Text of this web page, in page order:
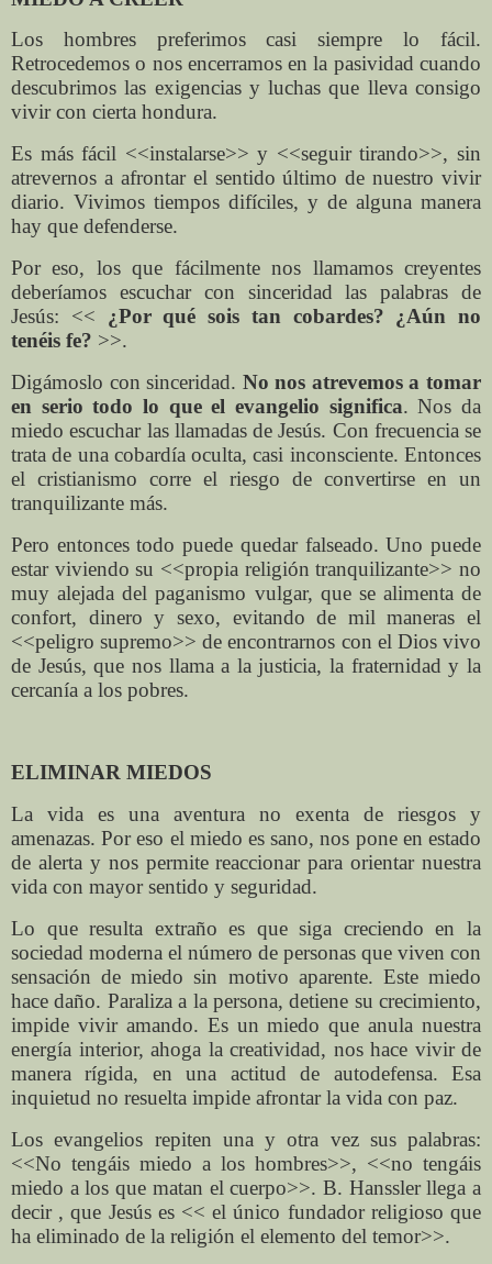
Los hombres preferimos casi siempre lo fácil.
Retrocedemos o nos encerramos en la pasividad cuando
descubrimos las exigencias y luchas que lleva consigo
vivir con cierta hondura.
Es más fácil <<instalarse>> y <<seguir tirando>>, sin
atrevernos a afrontar el sentido último de nuestro vivir
diario. Vivimos tiempos difíciles, y de alguna manera
hay que defenderse.
Por eso, los que fácilmente nos llamamos creyentes
deberíamos escuchar con sinceridad las palabras de
Jesús: <<
¿Por qué sois tan cobardes? ¿Aún no
tenéis fe? >>.
Digámoslo con sinceridad. No nos atrevemos a tomar
en serio todo lo que el evangelio significa. Nos da
miedo escuchar las llamadas de Jesús. Con frecuencia se
trata de una cobardía oculta, casi inconsciente. Entonces
el cristianismo corre el riesgo de convertirse en un
tranquilizante más.
Pero entonces todo puede quedar falseado. Uno puede
estar viviendo su <<propia religión tranquilizante>> no
muy alejada del paganismo vulgar, que se alimenta de
confort, dinero y sexo, evitando de mil maneras el
<<peligro supremo>> de encontrarnos con el Dios vivo
de Jesús, que nos llama a la justicia, la fraternidad y la
cercanía a los pobres.
ELIMINAR MIEDOS
La vida es una aventura no exenta de riesgos y
amenazas. Por eso el miedo es sano, nos pone en estado
de alerta y nos permite reaccionar para orientar nuestra
vida con mayor sentido y seguridad.
Lo que resulta extraño es que siga creciendo en la
sociedad moderna el número de personas que viven con
sensación de miedo sin motivo aparente. Este miedo
hace daño. Paraliza a la persona, detiene su crecimiento,
impide vivir amando. Es un miedo que anula nuestra
energía interior, ahoga la creatividad, nos hace vivir de
manera rígida, en una actitud de autodefensa. Esa
inquietud no resuelta impide afrontar la vida con paz.
Los evangelios repiten una y otra vez sus palabras:
<<No tengáis miedo a los hombres>>, <<no tengáis
miedo a los que matan el cuerpo>>. B. Hanssler llega a
decir , que Jesús es << el único fundador religioso que
ha eliminado de la religión el elemento del temor>>.